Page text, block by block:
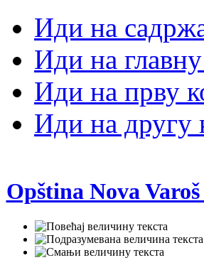
Иди на
Иди на
Иди на прву
Иди на другу
Opština Nova